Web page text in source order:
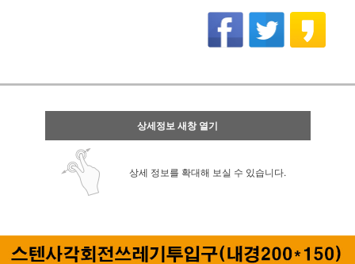
상세정보 새창 열기
상세 정보를 확대해 보실 수 있습니다.